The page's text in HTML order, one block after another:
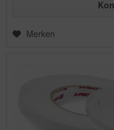
Merken